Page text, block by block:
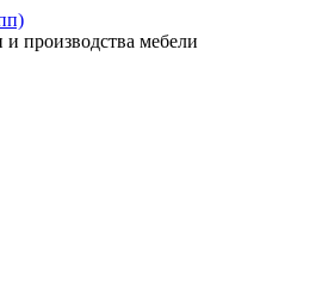
и производства мебели